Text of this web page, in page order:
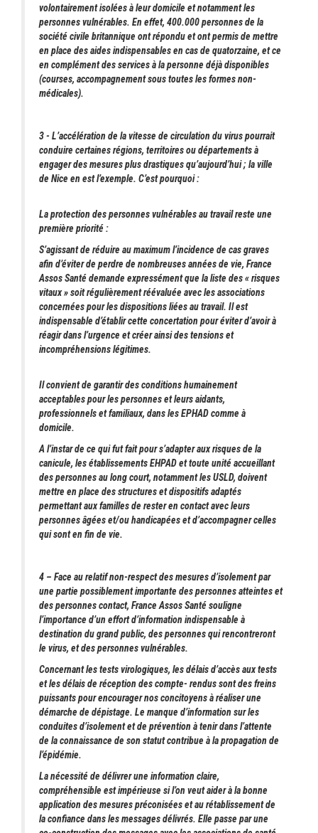
volontairement isolées à leur domicile et notamment les
personnes vulnérables. En effet, 400.000 personnes de la
société civile britannique ont répondu et ont permis de mettre
en place des aides indispensables en cas de quatorzaine, et ce
en complément des services à la personne déjà disponibles
(courses, accompagnement sous toutes les formes non-
médicales).
3 - L’accélération de la vitesse de circulation du virus pourrait
conduire certaines régions, territoires ou départements à
engager des mesures plus drastiques qu’aujourd’hui ; la ville
de Nice en est l’exemple. C’est pourquoi :
La protection des personnes vulnérables au travail reste une
première priorité :
S’agissant de réduire au maximum l’incidence de cas graves
afin d’éviter de perdre de nombreuses années de vie, France
Assos Santé demande expressément que la liste des « risques
vitaux » soit régulièrement réévaluée avec les associations
concernées pour les dispositions liées au travail. Il est
indispensable d’établir cette concertation pour éviter d’avoir à
réagir dans l’urgence et créer ainsi des tensions et
incompréhensions légitimes.
Il convient de garantir des conditions humainement
acceptables pour les personnes et leurs aidants,
professionnels et familiaux, dans les EPHAD comme à
domicile.
A l’instar de ce qui fut fait pour s’adapter aux risques de la
canicule, les établissements EHPAD et toute unité accueillant
des personnes au long court, notamment les USLD, doivent
mettre en place des structures et dispositifs adaptés
permettant aux familles de rester en contact avec leurs
personnes âgées et/ou handicapées et d’accompagner celles
qui sont en fin de vie.
4 – Face au relatif non-respect des mesures d’isolement par
une partie possiblement importante des personnes atteintes et
des personnes contact, France Assos Santé souligne
l’importance d’un effort d’information indispensable à
destination du grand public, des personnes qui rencontreront
le virus, et des personnes vulnérables.
Concernant les tests virologiques, les délais d’accès aux tests
et les délais de réception des compte- rendus sont des freins
puissants pour encourager nos concitoyens à réaliser une
démarche de dépistage. Le manque d’information sur les
conduites d’isolement et de prévention à tenir dans l’attente
de la connaissance de son statut contribue à la propagation de
l’épidémie.
La nécessité de délivrer une information claire,
compréhensible est impérieuse si l’on veut aider à la bonne
application des mesures préconisées et au rétablissement de
la confiance dans les messages délivrés. Elle passe par une